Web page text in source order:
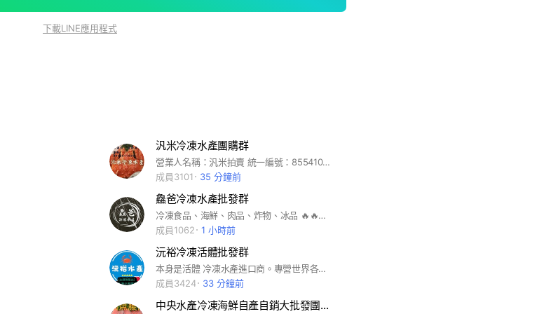
下載LINE應用程式
汎米冷凍水產團購群
營業人名稱：汎米拍賣 統一編號：85541029 新進人員 (#)請認真一個一個字讀 記事本都有批價商品 可自行去參考 裡面圖文-影片都可複製使用 結單日為每禮拜二-五 禮拜二結單 出貨日為禮拜三、四 禮拜五結單 出貨日為禮拜一、二 到貨日約2-3天 結單完當天可追加 禮拜二.五22：00截止結單-追加 混搭商品一件20公斤內運費一律200 #重點來了# #請認真看# 產品有的會自行真空分裝 請大家下單。 看清楚規格重量 考慮清楚在下單 重量規格都寫的很清楚 😏完美主義者請繞道😒 🙏囉哩八嗦者請繞道🙏 (#)貼心提醒(#) 各位團主們 從我這邊直接出貨到你們客人手中的單 寄件人要改你們的資料 要記得跟我說哦
成員3101
35 分鐘前
鱻爸冷凍水產批發群
冷凍食品、海鮮、肉品、炸物、冰品 🔥🔥批發.零售.歡迎詢價🔥🔥
成員1062
1 小時前
沅裕冷凍活體批發群
本身是活體 冷凍水產進口商。專營世界各國活體冷凍水產批發
成員3424
33 分鐘前
中央水產冷凍海鮮自產自銷大批發團購網